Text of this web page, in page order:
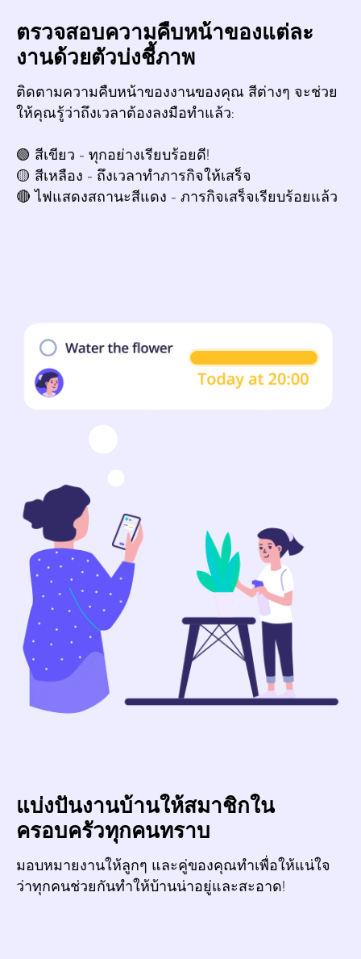
ตรวจสอบความคืบหน้าของแต่ละ
งานด้วยตัวบ่งชี้ภาพ
ติดตามความคืบหน้าของงานของคุณ สีต่างๆ จะช่วย
ให้คุณรู้ว่าถึงเวลาต้องลงมือทำแล้ว:
🟢 สีเขียว - ทุกอย่างเรียบร้อยดี!
🟡 สีเหลือง - ถึงเวลาทำภารกิจให้เสร็จ
🔴 ไฟแสดงสถานะสีแดง - ภารกิจเสร็จเรียบร้อยแล้ว
แบ่งปันงานบ้านให้สมาชิกใน
ครอบครัวทุกคนทราบ
มอบหมายงานให้ลูกๆ และคู่ของคุณทำเพื่อให้แน่ใจ
ว่าทุกคนช่วยกันทำให้บ้านน่าอยู่และสะอาด!